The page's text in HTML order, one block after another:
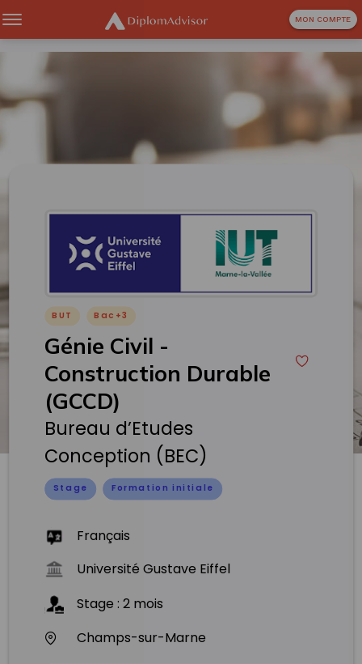
MON COMPTE
BUT Bac+3
Génie Civil -
Construction Durable
(GCCD)
Bureau d’Etudes
Conception (BEC)
Stage Formation initiale
Français
Université Gustave Eiffel
Stage :2 mois
Champs-sur-Marne